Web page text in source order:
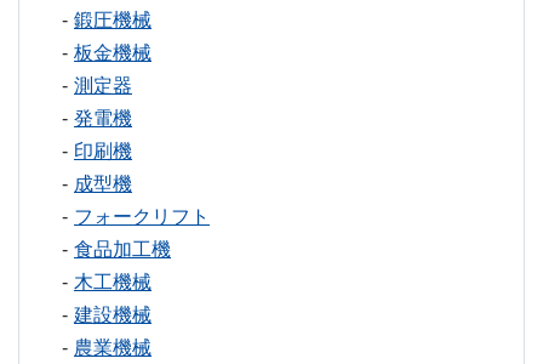
鍛圧機械
板金機械
測定器
発電機
印刷機
成型機
フォークリフト
食品加工機
木工機械
建設機械
農業機械